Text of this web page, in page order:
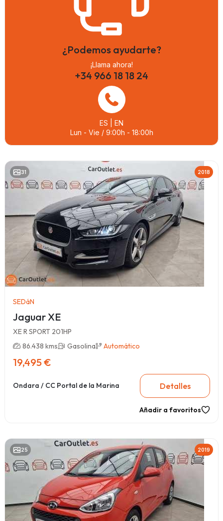
¿Podemos ayudarte?
¡Llama ahora!
+34 966 18 18 24
ES | EN
Lun - Vie / 9:00h - 18:00h
31 2018
SEDáN
Jaguar XE
XE R SPORT 201HP
86.438 kms
Gasolina Automático
19,495 €
Ondara / CC Portal de la Marina Detalles
Añadir a favoritos
25 2019